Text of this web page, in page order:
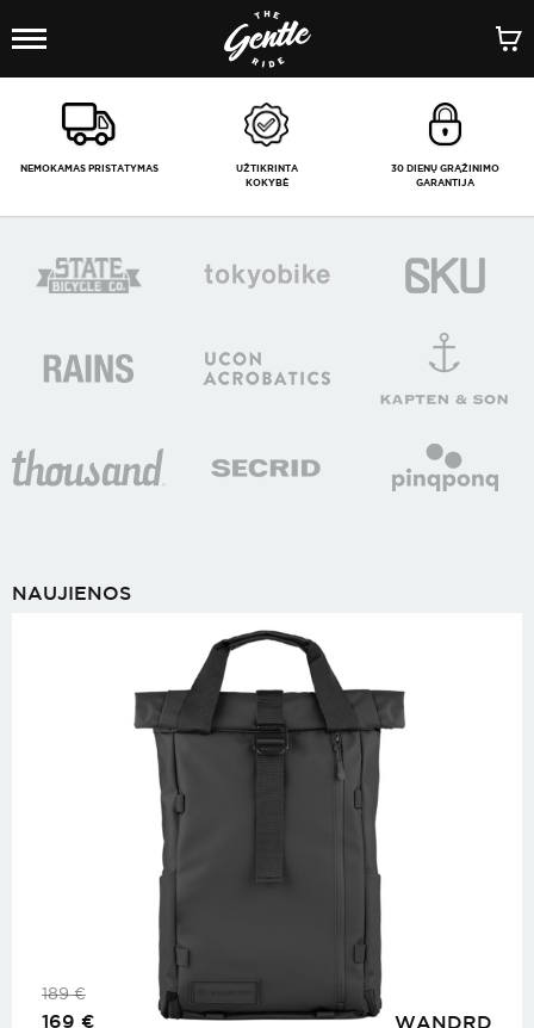
1/-
NEMOKAMAS PRISTATYMAS
UŽTIKRINTA
KOKYBĖ
30 DIENŲ GRĄŽINIMO
GARANTIJA
NAUJIENOS
WANDRD
189€
169 €